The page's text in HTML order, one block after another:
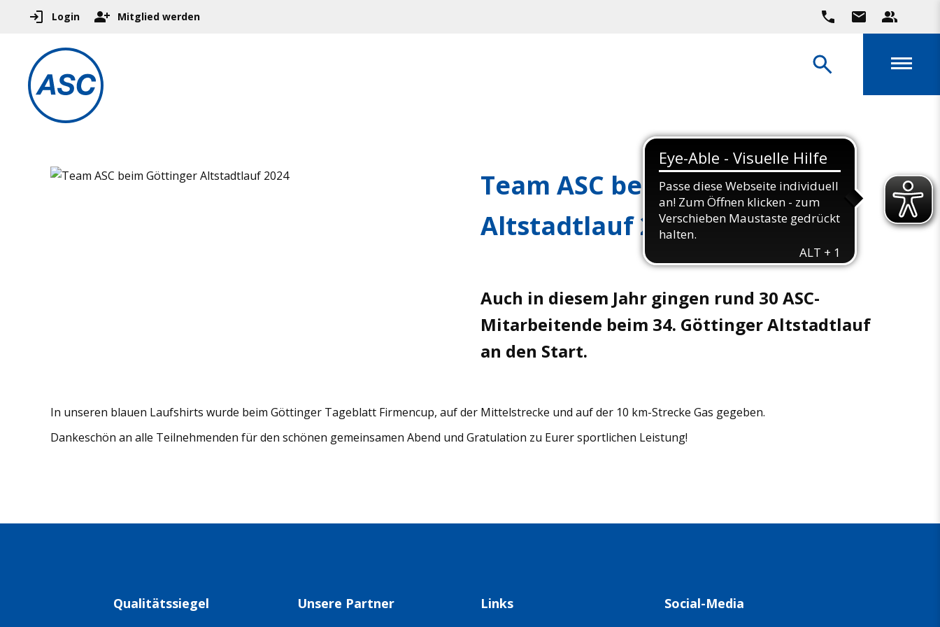
Login Mitglied werden
Team ASC beim Göttinger
Altstadtlauf 2024
Auch in diesem Jahr gingen rund 30 ASC-
Mitarbeitende beim 34. Göttinger Altstadtlauf
an den Start.
In unseren blauen Laufshirts wurde beim Göttinger Tageblatt Firmencup, auf der Mittelstrecke und auf der 10 km-Strecke Gas gegeben.
Dankeschön an alle Teilnehmenden für den schönen gemeinsamen Abend und Gratulation zu Eurer sportlichen Leistung!
Qualitätssiegel Unsere Partner Links Social-Media